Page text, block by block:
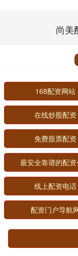
尚美
168配资网站
在线炒股配资
免费股票配资
最安全靠谱的配资
线上配资电话
配资门户导航